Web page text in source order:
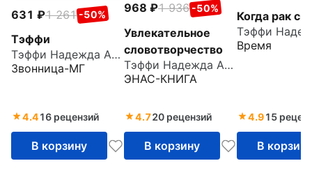
631 1 261 -50%
Тэффи
Тэффи Надежда Александровна
Звонница-МГ
4.416 рецензий
В корзину
968 1 936 -50%
Увлекательное
словотворчество
Тэффи Надежда Александровна
ЭНАС-КНИГА
4.720 рецензий
В корзину
Когда рак
Время
4.915
В корзину